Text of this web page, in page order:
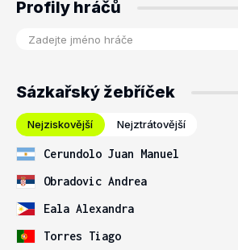
Profily hráčů
Sázkařský žebříček
Nejziskovější Nejztrátovější
Cerundolo Juan Manuel
Obradovic Andrea
Eala Alexandra
Torres Tiago